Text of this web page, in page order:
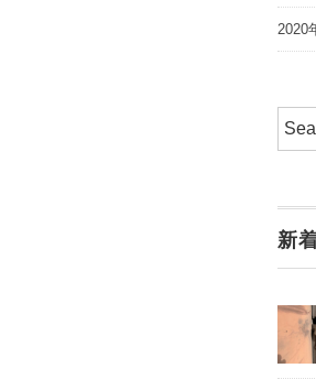
2020
新